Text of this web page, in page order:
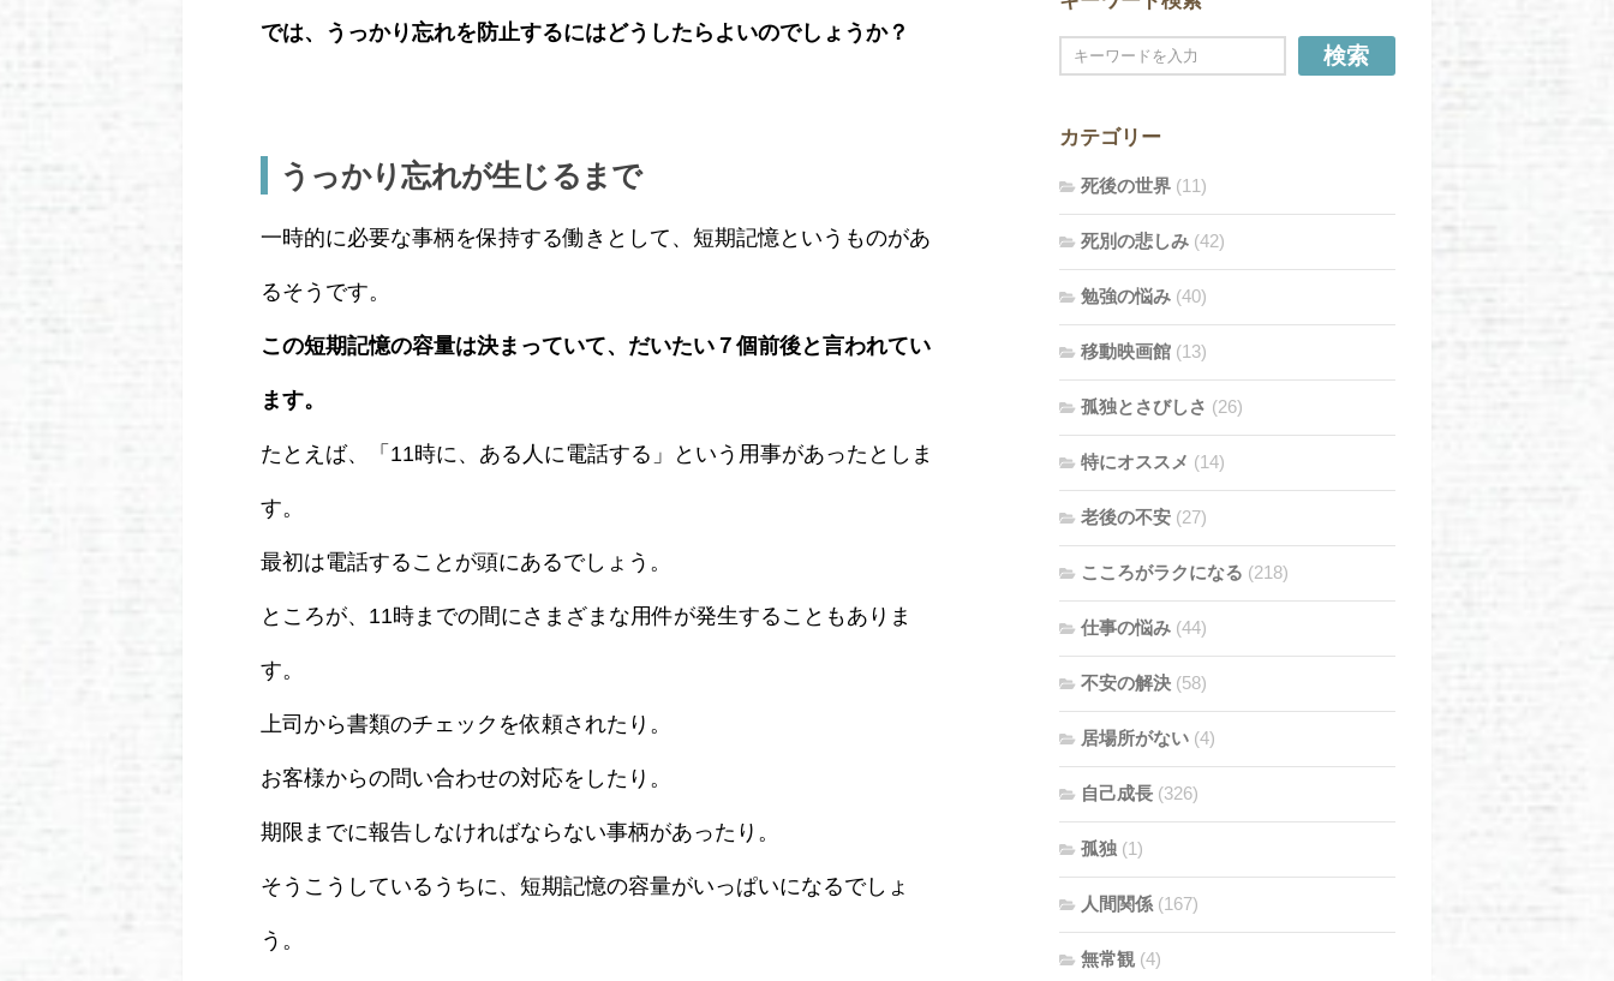
では、うっかり忘れを防止するにはどうしたらよいのでしょうか？
うっかり忘れが生じるまで
一時的に必要な事柄を保持する働きとして、短期記憶というものがあ
るそうです。
この短期記憶の容量は決まっていて、だいたい７個前後と言われてい
ます。
たとえば、「11時に、ある人に電話する」という用事があったとしま
す。
最初は電話することが頭にあるでしょう。
ところが、11時までの間にさまざまな用件が発生することもありま
す。
上司から書類のチェックを依頼されたり。
お客様からの問い合わせの対応をしたり。
期限までに報告しなければならない事柄があったり。
そうこうしているうちに、短期記憶の容量がいっぱいになるでしょ
う。
検索
カテゴリー
死後の世界 (11)
死別の悲しみ (42)
勉強の悩み (40)
移動映画館 (13)
孤独とさびしさ (26)
特にオススメ (14)
老後の不安 (27)
こころがラクになる (218)
仕事の悩み (44)
不安の解決 (58)
居場所がない (4)
自己成長 (326)
孤独 (1)
人間関係 (167)
無常観 (4)